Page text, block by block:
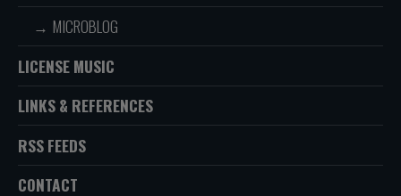
MICROBLOG
LICENSE MUSIC
LINKS & REFERENCES
RSS FEEDS
CONTACT